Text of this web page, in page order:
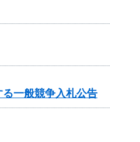
一般競争入札公告